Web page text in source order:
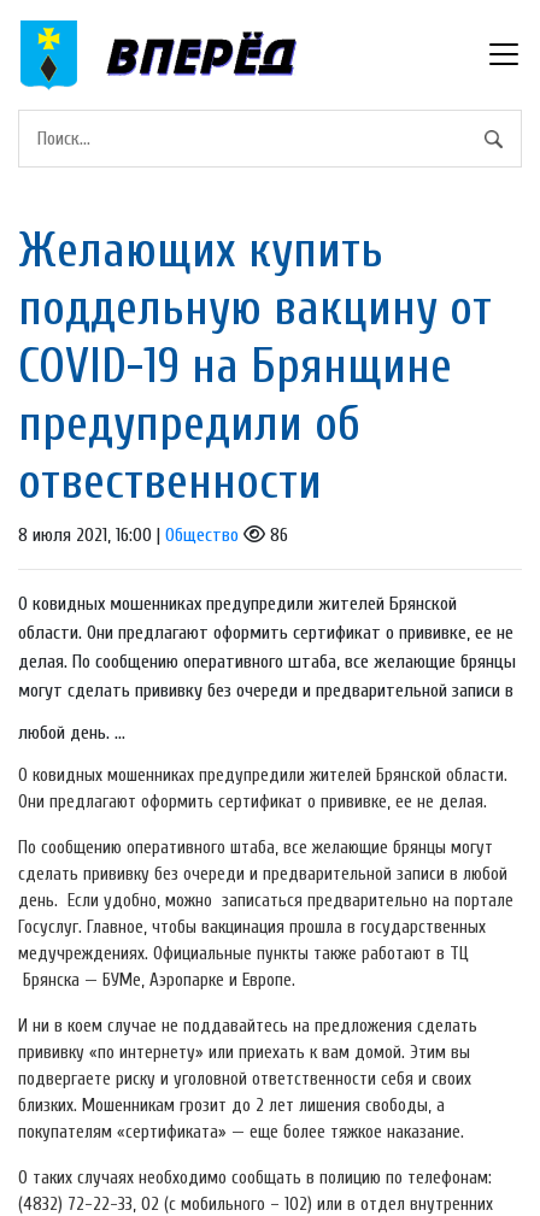
Желающих купить
поддельную вакцину от
COVID-19 на Брянщине
предупредили об
отвественности
8 июля 2021, 16:00 | Общество 86
О ковидных мошенниках предупредили жителей Брянской
области. Они предлагают оформить сертификат о прививке, ее не
делая. По сообщению оперативного штаба, все желающие брянцы
могут сделать прививку без очереди и предварительной записи в
любой день. ...
О ковидных мошенниках предупредили жителей Брянской области.
Они предлагают оформить сертификат о прививке, ее не делая.
По сообщению оперативного штаба, все желающие брянцы могут
сделать прививку без очереди и предварительной записи в любой
день. Если удобно, можно записаться предварительно на портале
Госуслуг. Главное, чтобы вакцинация прошла в государственных
медучреждениях. Официальные пункты также работают в ТЦ
Брянска — БУМе, Аэропарке и Европе.
И ни в коем случае не поддавайтесь на предложения сделать
прививку «по интернету» или приехать к вам домой. Этим вы
подвергаете риску и уголовной ответственности себя и своих
близких. Мошенникам грозит до 2 лет лишения свободы, а
покупателям «сертификата» — еще более тяжкое наказание.
О таких случаях необходимо сообщать в полицию по телефонам:
(4832) 72-22-33, 02 (с мобильного – 102) или в отдел внутренних